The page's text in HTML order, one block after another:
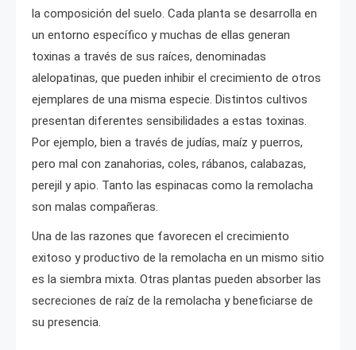
la composición del suelo. Cada planta se desarrolla en
un entorno específico y muchas de ellas generan
toxinas a través de sus raíces, denominadas
alelopatinas, que pueden inhibir el crecimiento de otros
ejemplares de una misma especie. Distintos cultivos
presentan diferentes sensibilidades a estas toxinas.
Por ejemplo, bien a través de judías, maíz y puerros,
pero mal con zanahorias, coles, rábanos, calabazas,
perejil y apio. Tanto las espinacas como la remolacha
son malas compañeras.
Una de las razones que favorecen el crecimiento
exitoso y productivo de la remolacha en un mismo sitio
es la siembra mixta. Otras plantas pueden absorber las
secreciones de raíz de la remolacha y beneficiarse de
su presencia.